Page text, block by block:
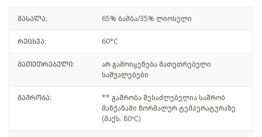
მასალა: 65% ბამბა/35% ლიოსელი
რეცხვა: 60°C
მათეთრებელი:
არ გამოიყენება მათეთრებელი
საშუალებები
გაშრობა:
** გაშრობა შესაძლებელია საშრობ
მანქანაში ნორმალურ ტემპერატურაზე
(მაქს. 80ºC)